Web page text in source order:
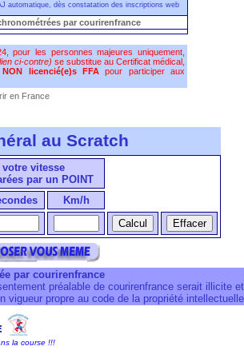
automatique, dès constatation des inscriptions web
par courirenfrance
pour les personnes majeures uniquement,
ci-contre) se substitue au Certificat médical,
NON licencié(e)s FFApour participer aux
en France
au Scratch
vitesse
par un POINT
Km/h
par courirenfrance
préalable de courirenfrance serait illicite et
propre au code de la propriété
la course !!!